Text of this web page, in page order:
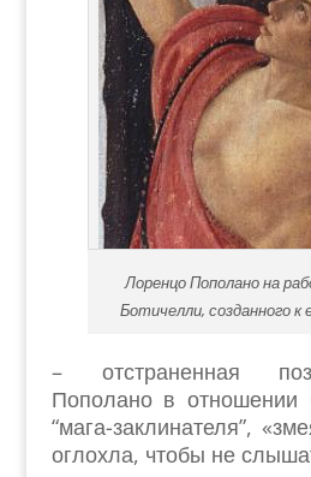
Лоренцо Пополано на
Ботичелли, созданного к
– отстраненная
Пополано в отношении
“мага-заклинателя”,
оглохла, чтобы не